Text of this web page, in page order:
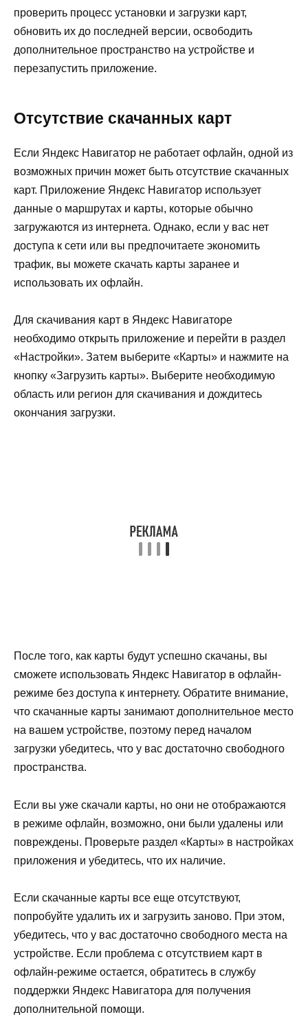
проверить процесс установки и загрузки карт,
обновить их до последней версии, освободить
дополнительное пространство на устройстве и
перезапустить приложение.
Отсутствие скачанных карт
Если Яндекс Навигатор не работает офлайн, одной из
возможных причин может быть отсутствие скачанных
карт. Приложение Яндекс Навигатор использует
данные о маршрутах и карты, которые обычно
загружаются из интернета. Однако, если у вас нет
доступа к сети или вы предпочитаете экономить
трафик, вы можете скачать карты заранее и
использовать их офлайн.
Для скачивания карт в Яндекс Навигаторе
необходимо открыть приложение и перейти в раздел
«Настройки». Затем выберите «Карты» и нажмите на
кнопку «Загрузить карты». Выберите необходимую
область или регион для скачивания и дождитесь
окончания загрузки.
После того, как карты будут успешно скачаны, вы
сможете использовать Яндекс Навигатор в офлайн-
режиме без доступа к интернету. Обратите внимание,
что скачанные карты занимают дополнительное место
на вашем устройстве, поэтому перед началом
загрузки убедитесь, что у вас достаточно свободного
пространства.
Если вы уже скачали карты, но они не отображаются
в режиме офлайн, возможно, они были удалены или
повреждены. Проверьте раздел «Карты» в настройках
приложения и убедитесь, что их наличие.
Если скачанные карты все еще отсутствуют,
попробуйте удалить их и загрузить заново. При этом,
убедитесь, что у вас достаточно свободного места на
устройстве. Если проблема с отсутствием карт в
офлайн-режиме остается, обратитесь в службу
поддержки Яндекс Навигатора для получения
дополнительной помощи.